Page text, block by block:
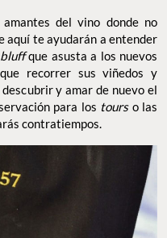
del vino donde no
aquí te ayudarán a entender
bluffque asusta a los nuevos
recorrer sus viñedos y
y amar de nuevo el
para los tours o las
contratiempos.